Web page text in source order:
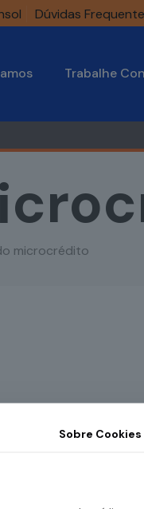
Dúvidas
Trabalhe
microcrédito
Sobre Cookies